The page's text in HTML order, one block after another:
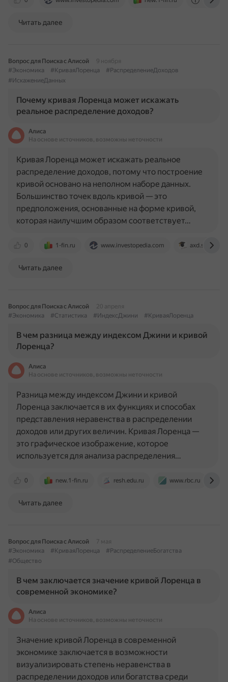
Читать далее
Вопрос для Поиска с Алисой
9 ноября
#Экономика
#КриваяЛоренца
#РаспределениеДоходов
#ИскажениеДанных
Почему кривая Лоренца может искажать
реальное распределение доходов?
Алиса
На основе источников, возможны неточности
0 1-fin.ru www.investopedia.com
Кривая Лоренца может искажать реальное
распределение доходов, потому что построение
кривой основано на неполном наборе данных.
Большинство точек вдоль кривой — это
предположения, основанные на форме кривой,
которая наилучшим образом соответствует…
Читать далее
Вопрос для Поиска с Алисой
20 апреля
#Экономика
#Статистика #ИндексДжини #КриваяЛоренца
В чем разница между индексом Джини и кривой
Лоренца?
Алиса
На основе источников, возможны неточности
0 new.1-fin.ru resh.edu.ru www.rbc.ru
Разница между индексом Джини и кривой
Лоренца заключается в их функциях и способах
представления неравенства в распределении
доходов или других величин. Кривая Лоренца —
это графическое изображение, которое
используется для анализа распределения…
Читать далее
Вопрос для Поиска с Алисой
7 мая
#Экономика
#КриваяЛоренца
#РаспределениеБогатства
#Общество
В чем заключается значение кривой Лоренца в
современной экономике?
Алиса
На основе источников, возможны неточности
Значение кривой Лоренца в современной
экономике заключается в возможности
визуализировать степень неравенства в
распределении доходов или богатства среди